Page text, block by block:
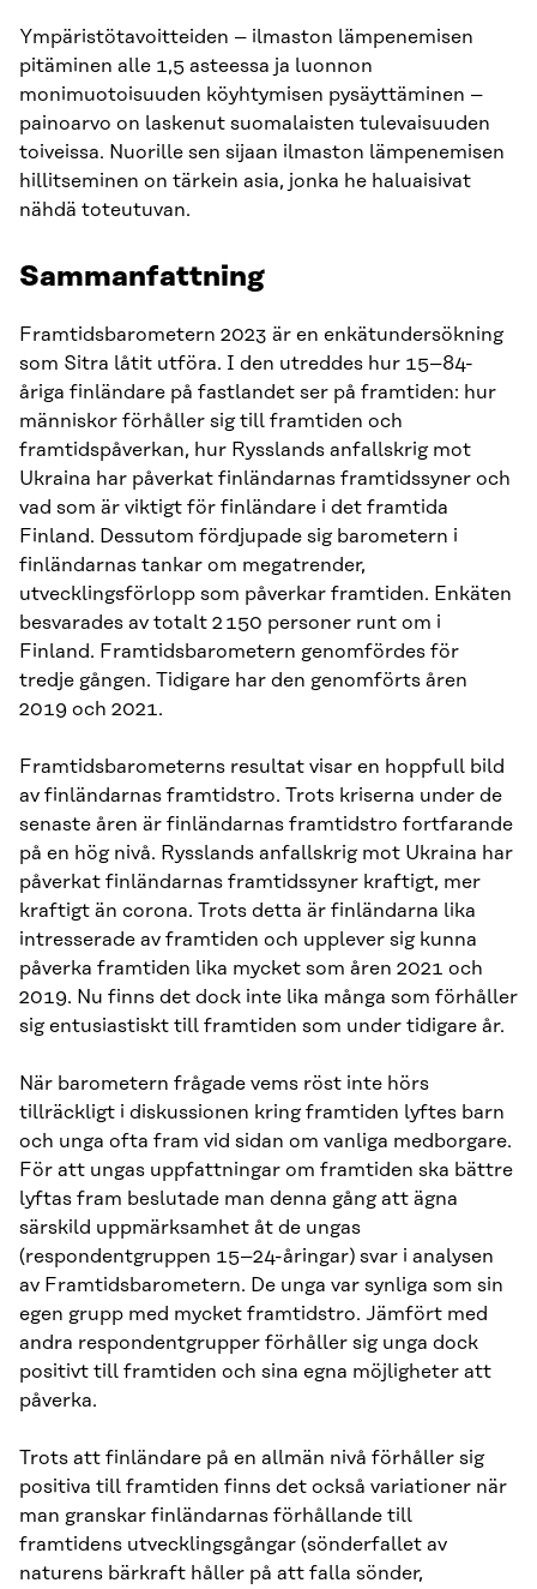
Ympäristötavoitteiden – ilmaston lämpenemisen
pitäminen alle 1,5 asteessa ja luonnon
monimuotoisuuden köyhtymisen pysäyttäminen –
painoarvo on laskenut suomalaisten tulevaisuuden
toiveissa. Nuorille sen sijaan ilmaston lämpenemisen
hillitseminen on tärkein asia, jonka he haluaisivat
nähdä toteutuvan.
Sammanfattning
Framtidsbarometern 2023 är en enkätundersökning
som Sitra låtit utföra. I den utreddes hur 15–84-
åriga finländare på fastlandet ser på framtiden: hur
människor förhåller sig till framtiden och
framtidspåverkan, hur Rysslands anfallskrig mot
Ukraina har påverkat finländarnas framtidssyner och
vad som är viktigt för finländare i det framtida
Finland. Dessutom fördjupade sig barometern i
finländarnas tankar om megatrender,
utvecklingsförlopp som påverkar framtiden. Enkäten
besvarades av totalt 2 150 personer runt om i
Finland. Framtidsbarometern genomfördes för
tredje gången. Tidigare har den genomförts åren
2019 och 2021.
Framtidsbarometerns resultat visar en hoppfull bild
av finländarnas framtidstro. Trots kriserna under de
senaste åren är finländarnas framtidstro fortfarande
på en hög nivå. Rysslands anfallskrig mot Ukraina har
påverkat finländarnas framtidssyner kraftigt, mer
kraftigt än corona. Trots detta är finländarna lika
intresserade av framtiden och upplever sig kunna
påverka framtiden lika mycket som åren 2021 och
2019. Nu finns det dock inte lika många som förhåller
sig entusiastiskt till framtiden som under tidigare år.
När barometern frågade vems röst inte hörs
tillräckligt i diskussionen kring framtiden lyftes barn
och unga ofta fram vid sidan om vanliga medborgare.
För att ungas uppfattningar om framtiden ska bättre
lyftas fram beslutade man denna gång att ägna
särskild uppmärksamhet åt de ungas
(respondentgruppen 15–24-åringar) svar i analysen
av Framtidsbarometern. De unga var synliga som sin
egen grupp med mycket framtidstro. Jämfört med
andra respondentgrupper förhåller sig unga dock
positivt till framtiden och sina egna möjligheter att
påverka.
Trots att finländare på en allmän nivå förhåller sig
positiva till framtiden finns det också variationer när
man granskar finländarnas förhållande till
framtidens utvecklingsgångar (sönderfallet av
naturens bärkraft håller på att falla sönder,